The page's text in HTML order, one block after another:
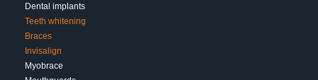
Dental implants
Teeth whitening
Braces
Invisalign
Myobrace